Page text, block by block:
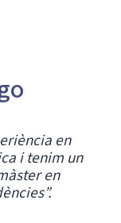
en
i tenim un
en